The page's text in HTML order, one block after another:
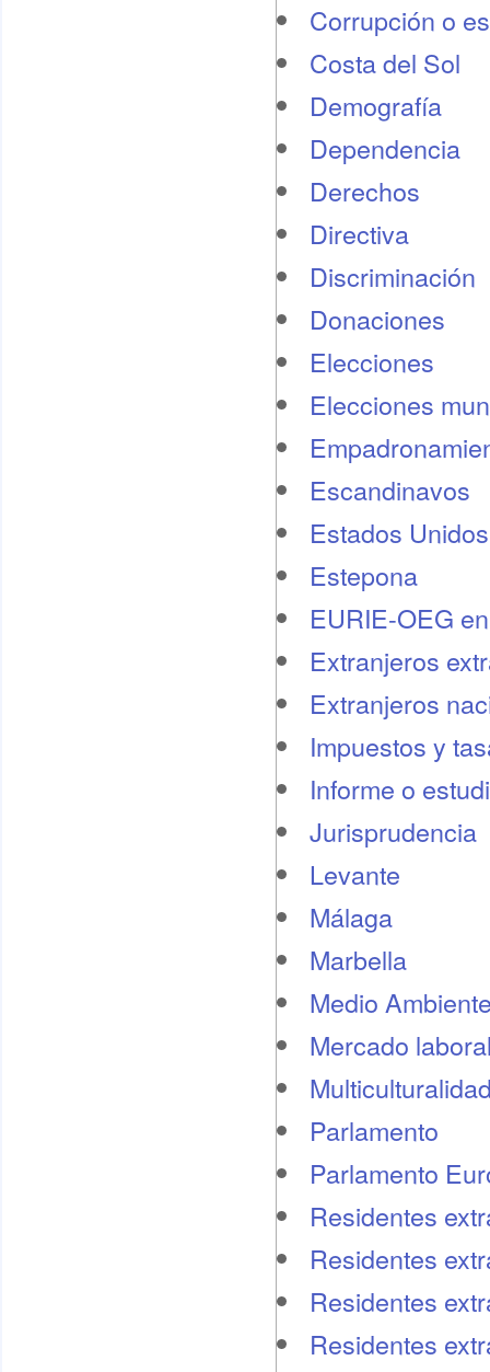
Corrupción o
Costa del Sol
Demografí­a
Dependencia
Derechos
Directiva
Discriminación
Donaciones
Elecciones
Elecciones
Escandinavos
Estados Unidos
Estepona
EURIE-OEG
Extranjeros
Extranjeros
Impuestos y
Informe o
Jurisprudencia
Levante
Málaga
Marbella
Medio
Mercado
Parlamento
Parlamento
Residentes
Residentes
Residentes
Residentes